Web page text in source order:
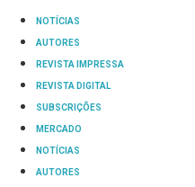
NOTÍCIAS
AUTORES
REVISTA IMPRESSA
REVISTA DIGITAL
SUBSCRIÇÕES
MERCADO
NOTÍCIAS
AUTORES